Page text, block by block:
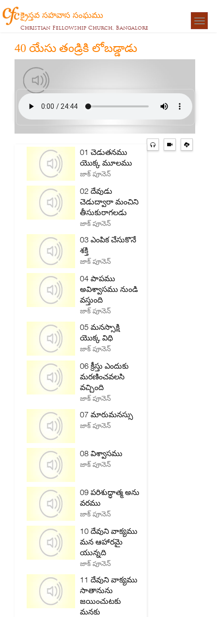
క్రైస్తవ సహవాస సంఘము
Christian Fellowship Church, Bangalore
40 యేసు తండ్రికి లోబడ్డాడు
01 చెడుతనము
యొక్క మూలము
జాక్ పూనెన్
02 దేవుడు
చెడుద్వారా మంచిని
తీసుకురాగలడు
జాక్ పూనెన్
03 ఎంపిక చేసుకొనే
శక్తి
జాక్ పూనెన్
04 పాపము
అవిశ్వాసము నుండి
వస్తుంది
జాక్ పూనెన్
05 మనస్సాక్షి
యొక్క విధి
జాక్ పూనెన్
06 క్రీస్తు ఎందుకు
మరణించవలసి
వచ్చింది
జాక్ పూనెన్
07 మారుమనస్సు
జాక్ పూనెన్
08 విశ్వాసము
జాక్ పూనెన్
09 పరిశుద్ధాత్మ అను
వరము
జాక్ పూనెన్
10 దేవుని వాక్యము
మన ఆహారమై
యున్నది
జాక్ పూనెన్
11 దేవుని వాక్యము
సాతానును
జయించుటకు
మనకు